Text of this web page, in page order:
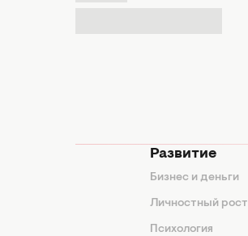
Развитие
Бизнес и деньги
Личностный рост
Психология